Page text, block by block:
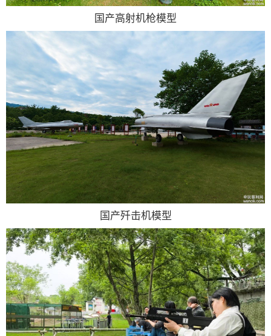
国产高射机枪模型
国产歼击机模型